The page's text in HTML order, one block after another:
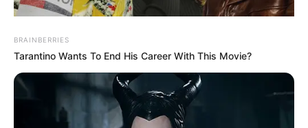
BRAINBERRIES
Tarantino Wants To End His Career With This Movie?